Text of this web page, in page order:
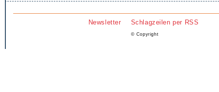
Newsletter Schlagzeilen per RSS
© Copyright